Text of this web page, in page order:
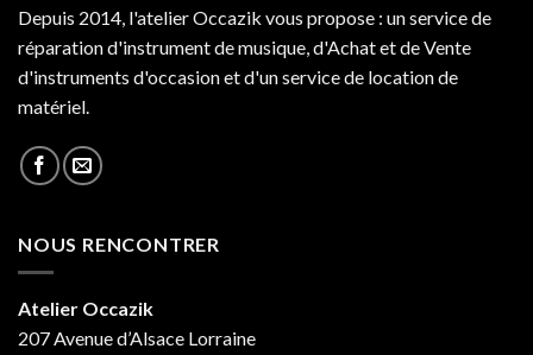
Depuis 2014, l'atelier Occazik vous propose : un service de
réparation d'instrument de musique, d'Achat et de Vente
d'instruments d'occasion et d'un service de location de
matériel.
NOUS RENCONTRER
Atelier Occazik
207 Avenue d’Alsace Lorraine